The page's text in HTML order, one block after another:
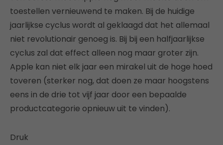
toestellen vernieuwend te maken. Bij de huidige
jaarlijkse cyclus wordt al geklaagd dat het allemaal
niet revolutionair genoeg is. Bij bij een halfjaarlijkse
cyclus zal dat effect alleen nog maar groter zijn.
Apple kan niet elk jaar een mirakel uit de hoge hoed
toveren (sterker nog, dat doen ze maar hoogstens
eens in de drie tot vijf jaar door een bepaalde
productcategorie opnieuw uit te vinden).
Druk